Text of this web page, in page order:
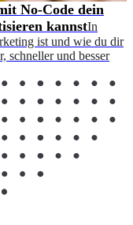
No-Code dein
kannstIn
ist und wie du dir
schneller und besser